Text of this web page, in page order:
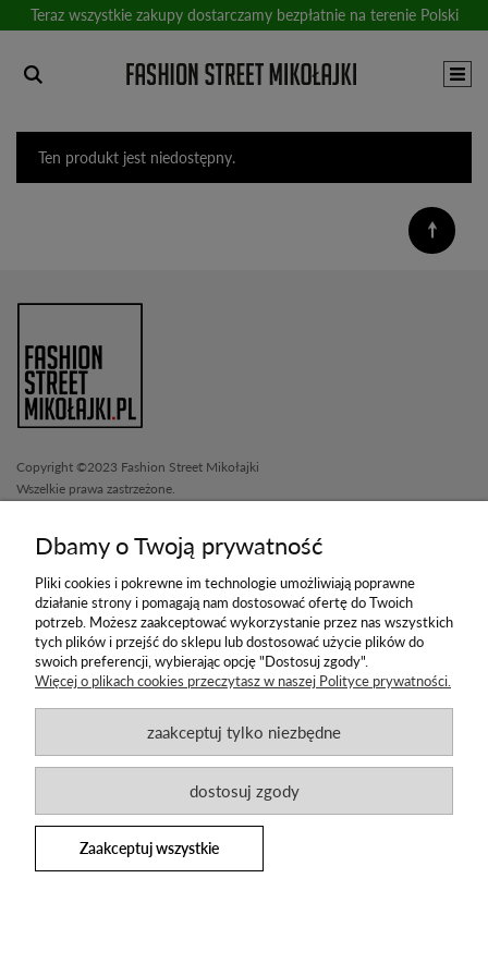
Teraz wszystkie zakupy dostarczamy bezpłatnie na terenie Polski
Ten produkt jest niedostępny.
Copyright ©2023 Fashion Street Mikołajki
Wszelkie prawa zastrzeżone.
Social media
Informacje
Newsletter
Dbamy o Twoją prywatność
Pliki cookies i pokrewne im technologie umożliwiają poprawne
działanie strony i pomagają nam dostosować ofertę do Twoich
potrzeb. Możesz zaakceptować wykorzystanie przez nas wszystkich
tych plików i przejść do sklepu lub dostosować użycie plików do
swoich preferencji, wybierając opcję "Dostosuj zgody".
Więcej o plikach cookies przeczytasz w naszej Polityce prywatności.
zaakceptuj tylko niezbędne
dostosuj zgody
Zaakceptuj wszystkie